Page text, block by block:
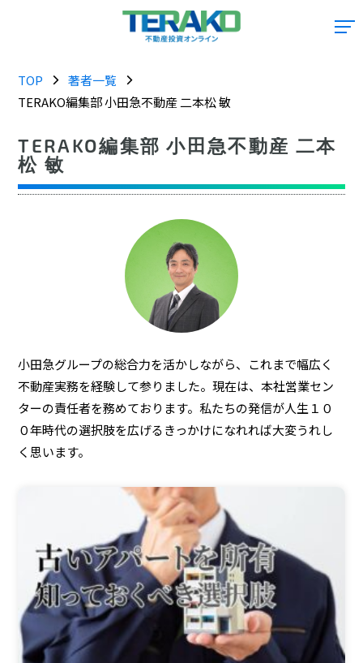
TOP
著者一覧
TERAKO編集部 小田急不動産 二本松 敏
TERAKO編集部 小田急不動産 二本
松 敏
小田急グループの総合力を活かしながら、これまで幅広く
不動産実務を経験して参りました。現在は、本社営業セン
ターの責任者を務めております。私たちの発信が人生１０
０年時代の選択肢を広げるきっかけになれれば大変うれし
く思います。